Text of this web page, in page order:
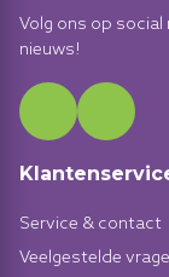
Volg ons op
nieuws!
Service & contact
Veelgestelde